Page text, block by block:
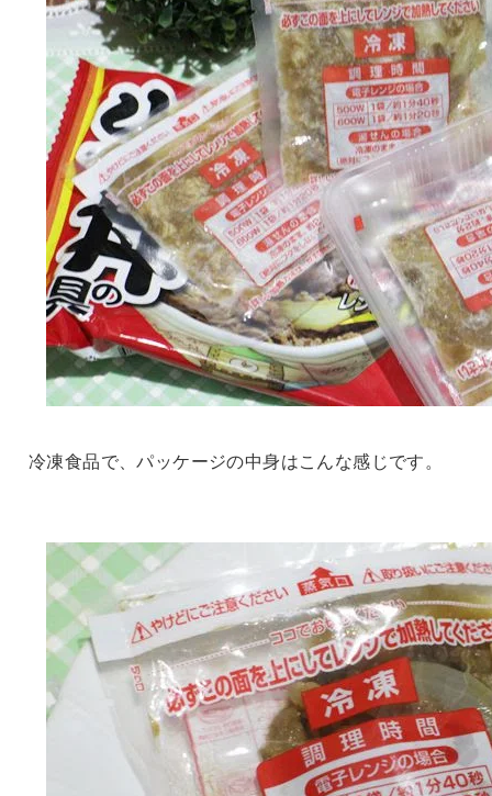
冷凍食品で、パッケージの中身はこんな感じです。